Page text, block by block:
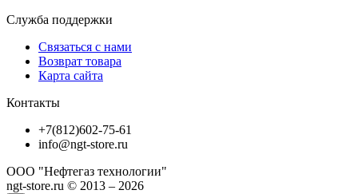
Служба поддержки
Связаться с нами
Возврат товара
Карта сайта
Контакты
+7(812)602-75-61
info@ngt-store.ru
ООО "Нефтегаз технологии"
ngt-store.ru © 2013 – 2026